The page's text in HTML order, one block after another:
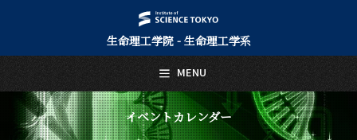
生命理工学院 - 生命理工学系
イベントカレンダー
MENU
日本語 English
トップページ
Top Page
生命理工学系について